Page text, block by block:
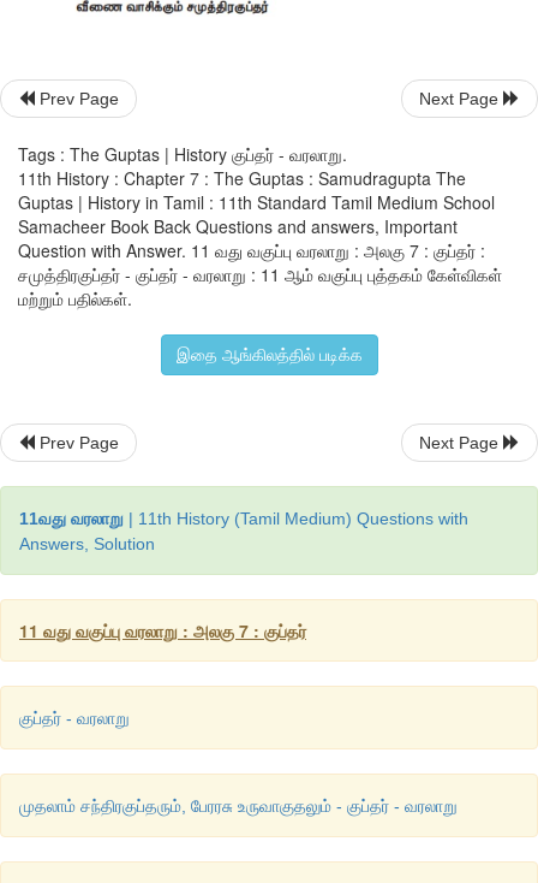
குஷாணர்களுடனான உறுதியாகத்
இலங்கையைப் பொருத்தவரை ,இலங்கை
கயாவில் ஒரு பௌத்த மடம் கட்ட அனுமதி கோரியுள்ளார்
ஆட்சிக்காலம் நாற்பதாண்டுகள் நீடித்ததால்.இது போன்ற
திட்டமிட்டு
நடத்த அவருக்குப் போதுமான கால அவகாசம்
ராணுவ வெற்றிகளைப் பிரகடனம் செய்ய அவர் அசுவமேத யாகம்
சமுத்திரகுப்தர்
இதன் மூலம் சமஸ்கிருத இலக்கியத்தை
அவர் தீவிரமாகப் பின்பற்றினார்
இவருக்குக் கவிராஜா வழங்கப்பட்டது.குப்தர்
வீணை வாசிப்பது பொறிக்கப்பட்டுள்ளது .
Prev Page Next Page
Tags : The Guptas | History குப்தர் - வரலாறு.
11th History : Chapter 7 : The Guptas : Samudragupta The
Guptas | History in Tamil : 11th Standard Tamil Medium School
Samacheer Book Back Questions and answers, Important
Question with Answer. 11 வது வகுப்பு வரலாறு : அலகு 7 : குப்தர் :
சமுத்திரகுப்தர் - குப்தர் - வரலாறு : 11 ஆம் வகுப்பு புத்தகம் கேள்விகள்
மற்றும் பதில்கள்.
இதை ஆங்கிலத்தில் படிக்க
Prev Page Next Page
11வது வரலாறு | 11th History (Tamil Medium) Questions with
Answers, Solution
11 வது வகுப்பு வரலாறு : அலகு 7 : குப்தர்
குப்தர் - வரலாறு
முதலாம் சந்திரகுப்தரும், பேரரசு உருவாகுதலும் - குப்தர் - வரலாறு